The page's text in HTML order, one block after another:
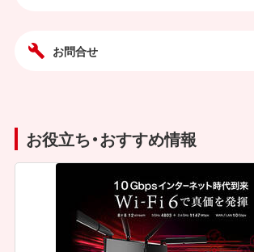
お問合せ
お役立ち・おすすめ情報